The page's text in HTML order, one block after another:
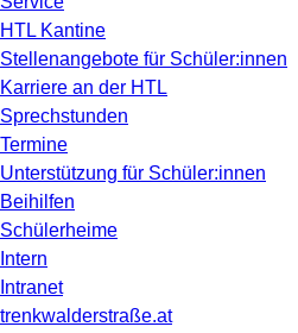
HTL Kantine
Stellenangebote für Schüler:innen
Karriere an der HTL
Sprechstunden
Termine
Unterstützung für Schüler:innen
Beihilfen
Schülerheime
Intern
Intranet
trenkwalderstraße.at